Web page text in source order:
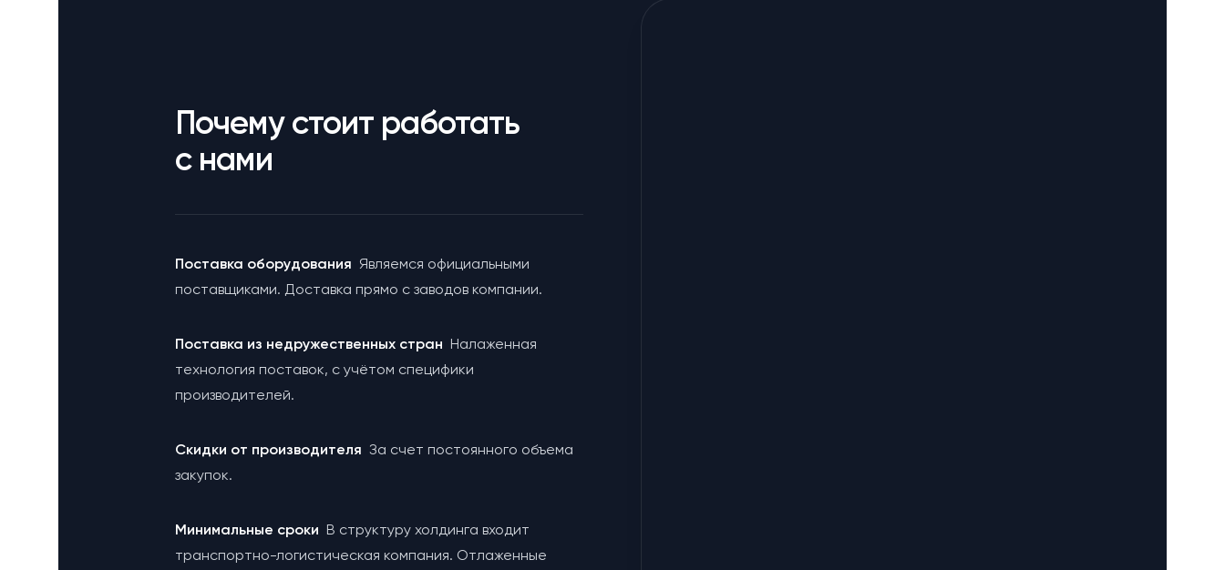
Почему стоит работать
с нами
Поставка оборудования Являемся официальными
поставщиками. Доставка прямо с заводов компании.
Поставка из недружественных стран Налаженная
технология поставок, с учётом специфики
производителей.
Cкидки от производителя За счет постоянного объема
закупок.
Минимальные сроки В структуру холдинга входит
транспортно-логистическая компания. Отлаженные